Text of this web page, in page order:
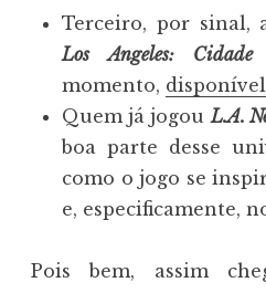
Terceiro, por sinal,
Los Angeles:
momento, disponível
Quem já jogouL.A.
boa parte desse
como o jogo se
e, especificamente,
Pois bem, assim